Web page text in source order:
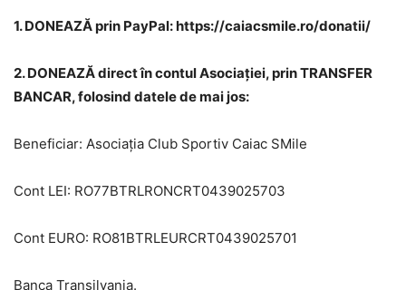
1. DONEAZĂ prin PayPal: https://caiacsmile.ro/donatii/
2. DONEAZĂ direct în contul Asociației, prin TRANSFER
BANCAR, folosind datele de mai jos:
Beneficiar: Asociația Club Sportiv Caiac SMile
Cont LEI: RO77BTRLRONCRT0439025703
Cont EURO: RO81BTRLEURCRT0439025701
Banca Transilvania.